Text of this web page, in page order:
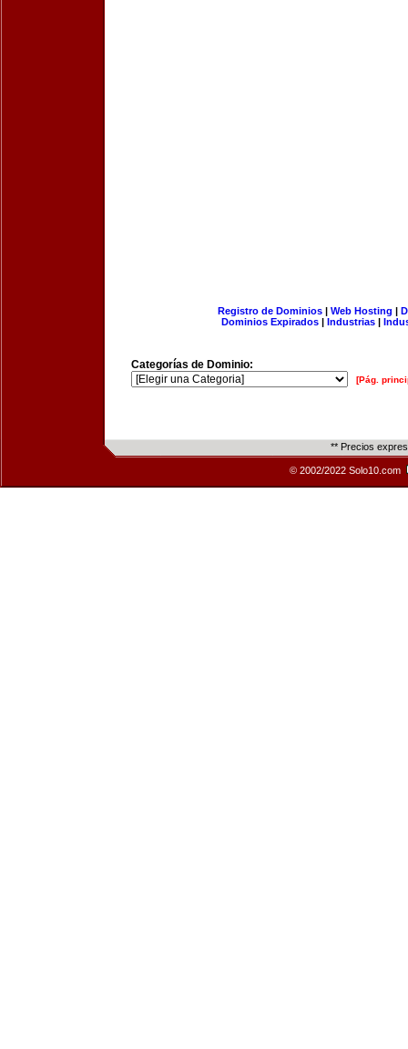
Registro de Dominios| Web Hosting |
Dominios Expirados | Industrias |
Categorías de Dominio:
[Pág.
** Precios
© 2002/2022 Solo10.com